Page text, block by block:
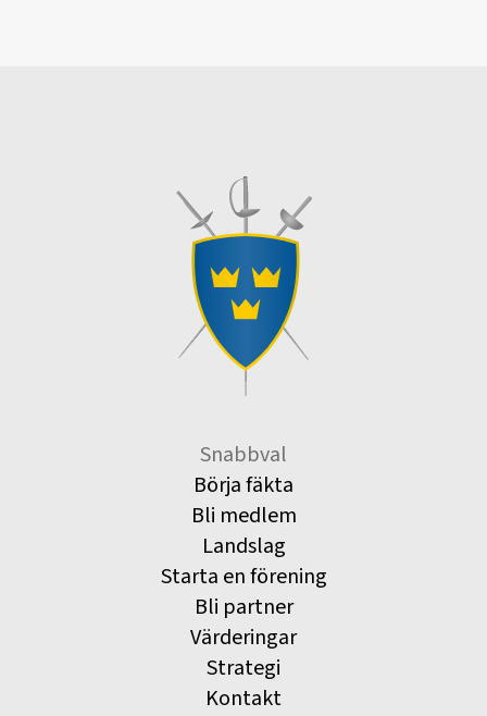
Snabbval
Börja fäkta
Bli medlem
Landslag
Starta en förening
Bli partner
Värderingar
Strategi
Kontakt